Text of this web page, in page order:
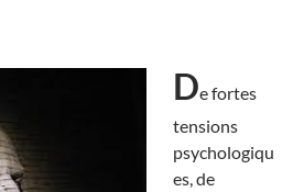
De fortes
tensions
psychologiqu
es, de